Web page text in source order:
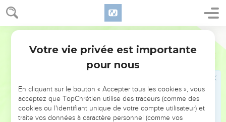
Jacques 4
de la pratiquer.
Or, c’est Dieu seul qui donne la loi et qui peut juger ; lui
seul peut à la fois sauver et faire périr. Pour qui te prends-tu
donc, toi qui juges ton prochain ?
Écoutez-moi, maintenant, vous qui dites : « Aujourd’hui ou
demain nous irons dans telle ville, nous y passerons une
année, nous ferons du commerce et nous gagnerons de
Votre vie privée est importante
pour nous
En cliquant sur le bouton « Accepter tous les cookies », vous
acceptez que TopChrétien utilise des traceurs (comme des
cookies ou l'identifiant unique de votre compte utilisateur) et
traite vos données à caractère personnel (comme vos